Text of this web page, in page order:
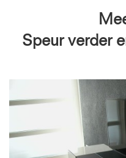
Speur verder